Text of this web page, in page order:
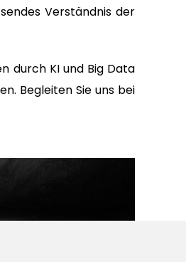
Verständnis der
durch KI und Big Data
Begleiten Sie uns bei